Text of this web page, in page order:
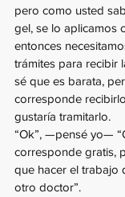
pero como usted
gel, se lo aplicamos
entonces
trámites para recibir
sé que es barata,
corresponde
gustaría tramitarlo.
“Ok”, —pensé yo—
corresponde gratis,
que hacer el trabajo
otro doctor”.